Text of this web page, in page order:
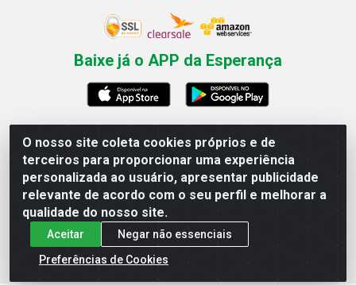
O nosso site coleta cookies próprios e de
terceiros para proporcionar uma experiência
personalizada ao usuário, apresentar publicidade
relevante de acordo com o seu perfil e melhorar a
qualidade do nosso site.
Aceitar
Negar não essenciais
Preferências de Cookies
Baixe já o APP da Esperança
Esperança Nordeste - Rua Professor Caldas Filho, 291 -
Estância - Recife / PE CEP: 50771-335 - CNPJ
03.666.136/0001-23